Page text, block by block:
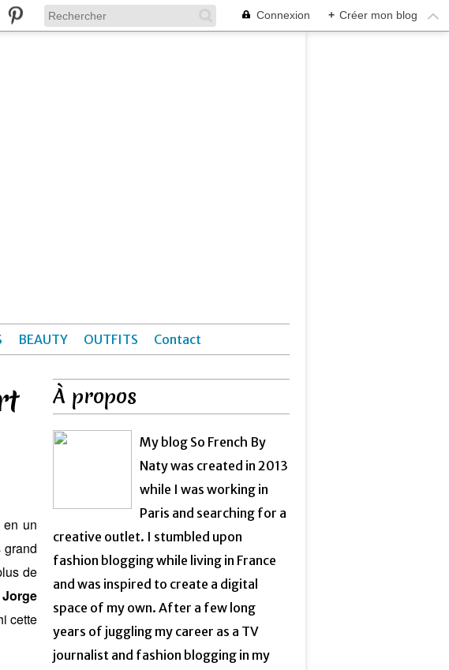
Connexion + Créer mon blog
BEAUTY OUTFITS Contact
un
de
Jorge
cette
À propos
My blog So French By
Naty was created in 2013
while I was working in
Paris and searching for a
creative outlet. I stumbled upon
fashion blogging while living in France
and was inspired to create a digital
space of my own. After a few long
years of juggling my career as a TV
journalist and fashion blogging in my